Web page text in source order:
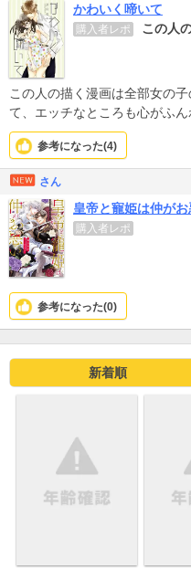
かわいく啼いて
購入者レポ この人
この人の描く漫画は全部女の
て、エッチなところも心がふん
参考になった(4)
さん
皇帝と寵姫は仲が
購入者レポ
参考になった(0)
新着順